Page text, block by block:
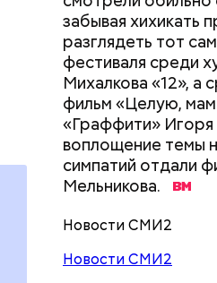
забывая хихикать
разглядеть тот
фестиваля среди
Михалкова «12», а
фильм «Целую,
«Граффити» Игоря
воплощение темы
симпатий отдали
Мельникова.
Новости СМИ2
Новости СМИ2